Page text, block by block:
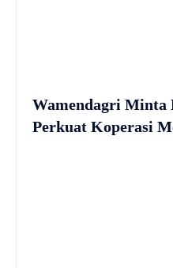
Wamendagri Minta
Perkuat Koperasi